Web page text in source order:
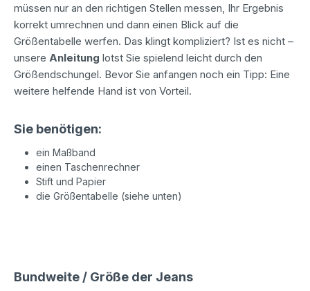
müssen nur an den richtigen Stellen messen, Ihr Ergebnis
korrekt umrechnen und dann einen Blick auf die
Größentabelle werfen. Das klingt kompliziert? Ist es nicht –
unsere Anleitung lotst Sie spielend leicht durch den
Größendschungel. Bevor Sie anfangen noch ein Tipp: Eine
weitere helfende Hand ist von Vorteil.
Sie benötigen:
ein Maßband
einen Taschenrechner
Stift und Papier
die Größentabelle (siehe unten)
Bundweite / Größe der Jeans